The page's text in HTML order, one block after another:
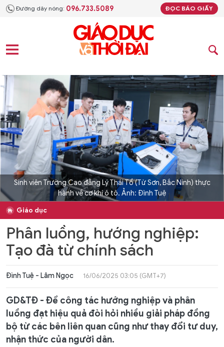
Đường dây nóng: 096.733.5089 ĐỌC BÁO GIẤY
Sinh viên Trường Cao đẳng Lý Thái Tổ (Từ Sơn, Bắc Ninh) thực
hành về cơ khí ô tô. Ảnh: Đình Tuệ
Giáo dục
Phân luồng, hướng nghiệp:
Tạo đà từ chính sách
Đình Tuệ - Lâm Ngọc 16/06/2025 03:05 (GMT+7)
GD&TĐ - Để công tác hướng nghiệp và phân
luồng đạt hiệu quả đòi hỏi nhiều giải pháp đồng
bộ từ các bên liên quan cũng như thay đổi tư duy,
nhận thức của người dân.